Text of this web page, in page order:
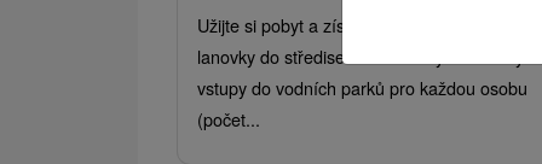
Užijte si pobyt a získejte skipasy/lístky na
lanovky do středisek Jasná a Vysoké Tatry a
vstupy do vodních parků pro každou osobu
(počet...